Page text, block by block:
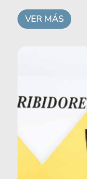
VER MÁS